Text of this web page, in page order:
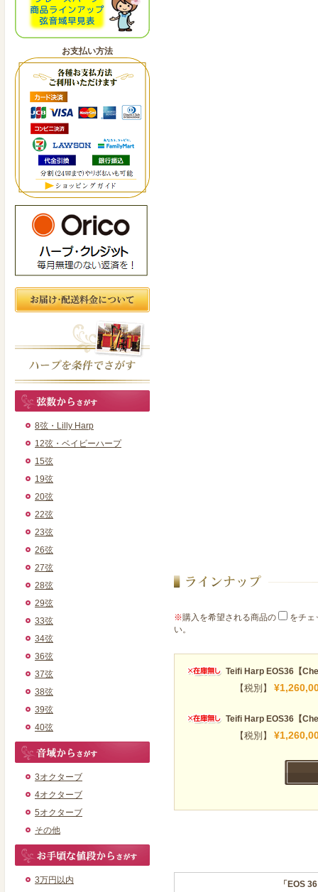
お支払い方法
8弦・Lilly Harp
12弦・ベイビーハープ
15弦
19弦
20弦
22弦
23弦
26弦
27弦
28弦
29弦
33弦
34弦
36弦
37弦
38弦
39弦
40弦
3オクターブ
4オクターブ
5オクターブ
その他
3万円以内
※購入を希望される商品の
をチェ
い。
Teifi Harp EOS36【
【税別】
Teifi Harp EOS36【
【税別】
「EOS